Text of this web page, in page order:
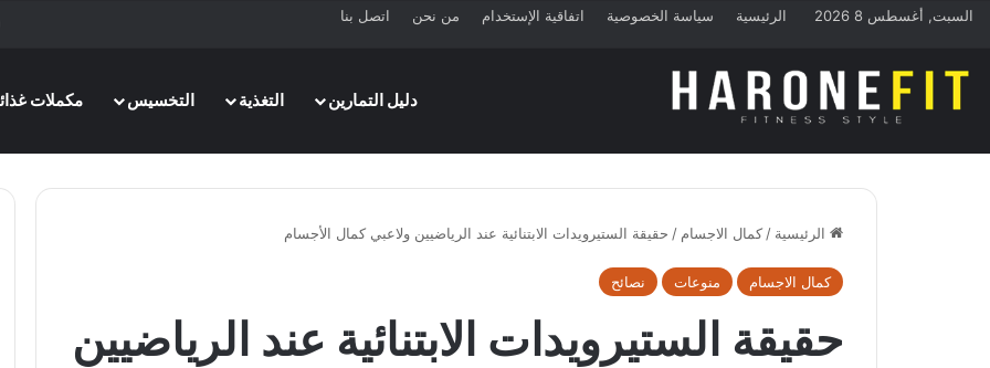
السبت, أغسطس 8 2026 الرئيسية سياسة الخصوصية اتفاقية الإستخدام من نحن اتصل بنا
دليل التمارين
التغذية التخسيس مكملات
الرئيسية / كمال الاجسام / حقيقة الستيرويدات الابتنائية عند الرياضيين ولاعبي كمال الأجسام
كمال الاجسام منوعات نصائح
حقيقة الستيرويدات الابتنائية عند الرياضيين